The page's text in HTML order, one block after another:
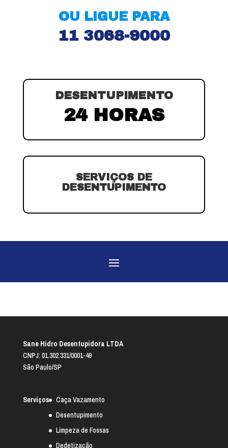
OU LIGUE PARA
11 3068-9000
DESENTUPIMENTO
24 HORAS
SERVIÇOS DE
DESENTUPIMENTO
Sane Hidro Desentupidora LTDA
CNPJ: 01.302.331/0001-49
São Paulo/SP
Serviços
Caça Vazamento
Desentupimento
Limpeza de Fossas
Dedetização